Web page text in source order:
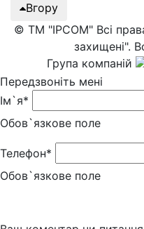
Вгору
© ТМ "IPCOM" Всі
захищені".
Група компаній
Передзвоніть мені
Ім`я*
Обов`язкове поле
Телефон*
Обов`язкове поле